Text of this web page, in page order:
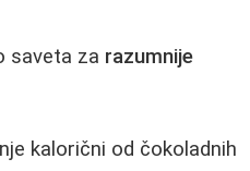
saveta za razumnije
kalorični od čokoladnih